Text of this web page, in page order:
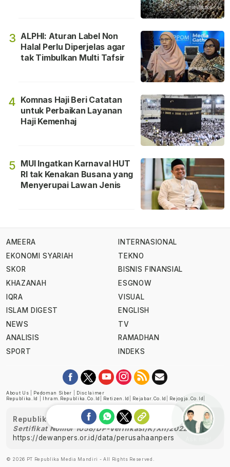
3 ALPHI: Aturan Label Non
Halal Perlu Diperjelas agar
tak Timbulkan Multi Tafsir
4 Komnas Haji Beri Catatan
untuk Perbaikan Layanan
Haji Kemenhaj
5 MUI Ingatkan Karnaval HUT
RI tak Kenakan Busana yang
Menyerupai Lawan Jenis
AMEERA
EKONOMI SYARIAH
SKOR
KHAZANAH
IQRA
ISLAM DIGEST
NEWS
ANALISIS
SPORT
INTERNASIONAL
TEKNO
BISNIS FINANSIAL
ESGNOW
VISUAL
ENGLISH
TV
RAMADHAN
INDEKS
About Us Pedoman Siber
Disclaimer
Republika.id
Ihram.republika.co.id Retizen.id Rejabar.co.id Rejogja.co.id
Republika telah diverifikasi oleh Dewan Pers
Sertifikat Nomor 1058/DP-Verifikasi/K/XII/2022
https://dewanpers.or.id/data/perusahaanpers
© 2026 PT Republika Media Mandiri - All Rights Reserved.